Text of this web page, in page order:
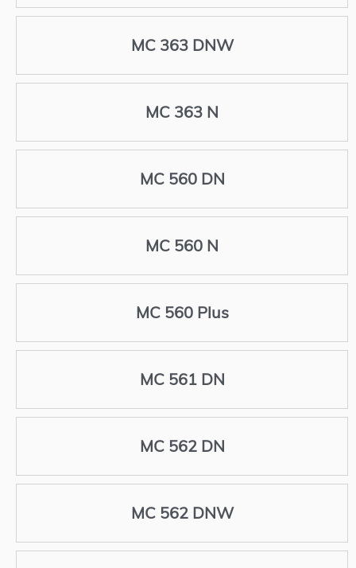
MC 363 DNW
MC 363 N
MC 560 DN
MC 560 N
MC 560 Plus
MC 561 DN
MC 562 DN
MC 562 DNW